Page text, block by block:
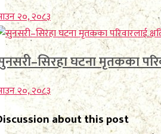
२०, २०८३
घटना मृतकका
२०, २०८३
about this post